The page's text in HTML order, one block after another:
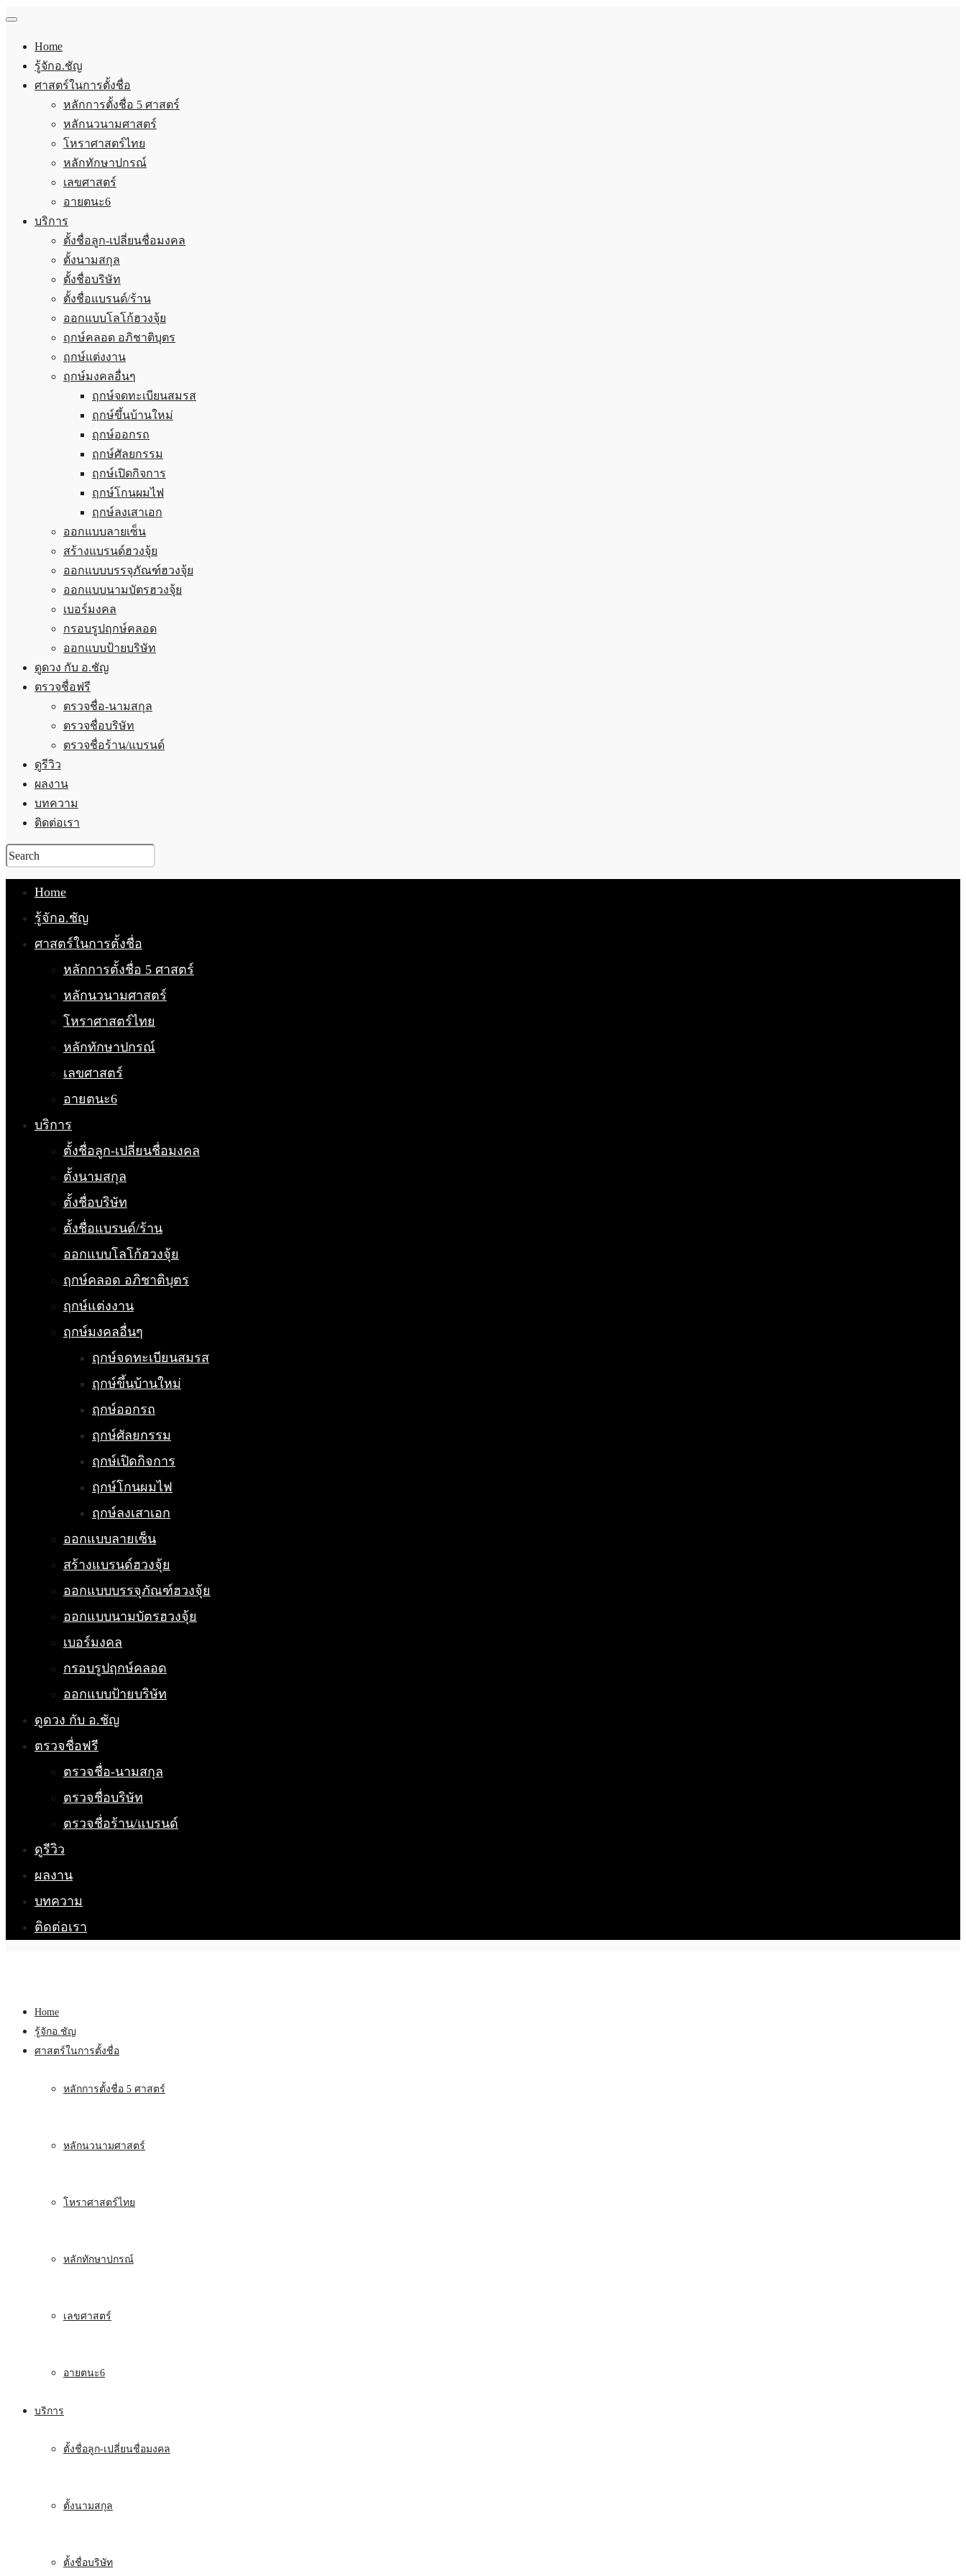
Home
รู้จักอ.ชัญ
ศาสตร์ในการตั้งชื่อ
หลักการตั้งชื่อ 5 ศาสตร์
หลักนวนามศาสตร์
โหราศาสตร์ไทย
หลักทักษาปกรณ์
เลขศาสตร์
อายตนะ6
บริการ
ตั้งชื่อลูก-เปลี่ยนชื่อมงคล
ตั้งนามสกุล
ตั้งชื่อบริษัท
ตั้งชื่อแบรนด์/ร้าน
ออกแบบโลโก้ฮวงจุ้ย
ฤกษ์คลอด อภิชาติบุตร
ฤกษ์แต่งงาน
ฤกษ์มงคลอื่นๆ
ฤกษ์จดทะเบียนสมรส
ฤกษ์ขึ้นบ้านใหม่
ฤกษ์ออกรถ
ฤกษ์ศัลยกรรม
ฤกษ์เปิดกิจการ
ฤกษ์โกนผมไฟ
ฤกษ์ลงเสาเอก
ออกแบบลายเซ็น
สร้างแบรนด์ฮวงจุ้ย
ออกแบบบรรจุภัณฑ์ฮวงจุ้ย
ออกแบบนามบัตรฮวงจุ้ย
เบอร์มงคล
กรอบรูปฤกษ์คลอด
ออกแบบป้ายบริษัท
ดูดวง กับ อ.ชัญ
ตรวจชื่อฟรี
ตรวจชื่อ-นามสกุล
ตรวจชื่อบริษัท
ตรวจชื่อร้าน/แบรนด์
ดูรีวิว
ผลงาน
บทความ
ติดต่อเรา
Home
รู้จักอ.ชัญ
ศาสตร์ในการตั้งชื่อ
หลักการตั้งชื่อ 5 ศาสตร์
หลักนวนามศาสตร์
โหราศาสตร์ไทย
หลักทักษาปกรณ์
เลขศาสตร์
อายตนะ6
บริการ
ตั้งชื่อลูก-เปลี่ยนชื่อมงคล
ตั้งนามสกุล
ตั้งชื่อบริษัท
ตั้งชื่อแบรนด์/ร้าน
ออกแบบโลโก้ฮวงจุ้ย
ฤกษ์คลอด อภิชาติบุตร
ฤกษ์แต่งงาน
ฤกษ์มงคลอื่นๆ
ฤกษ์จดทะเบียนสมรส
ฤกษ์ขึ้นบ้านใหม่
ฤกษ์ออกรถ
ฤกษ์ศัลยกรรม
ฤกษ์เปิดกิจการ
ฤกษ์โกนผมไฟ
ฤกษ์ลงเสาเอก
ออกแบบลายเซ็น
สร้างแบรนด์ฮวงจุ้ย
ออกแบบบรรจุภัณฑ์ฮวงจุ้ย
ออกแบบนามบัตรฮวงจุ้ย
เบอร์มงคล
กรอบรูปฤกษ์คลอด
ออกแบบป้ายบริษัท
ดูดวง กับ อ.ชัญ
ตรวจชื่อฟรี
ตรวจชื่อ-นามสกุล
ตรวจชื่อบริษัท
ตรวจชื่อร้าน/แบรนด์
ดูรีวิว
ผลงาน
บทความ
ติดต่อเรา
Home
รู้จักอ.ชัญ
ศาสตร์ในการตั้งชื่อ
หลักการตั้งชื่อ 5 ศาสตร์
หลักนวนามศาสตร์
โหราศาสตร์ไทย
หลักทักษาปกรณ์
เลขศาสตร์
อายตนะ6
บริการ
ตั้งชื่อลูก-เปลี่ยนชื่อมงคล
ตั้งนามสกุล
ตั้งชื่อบริษัท